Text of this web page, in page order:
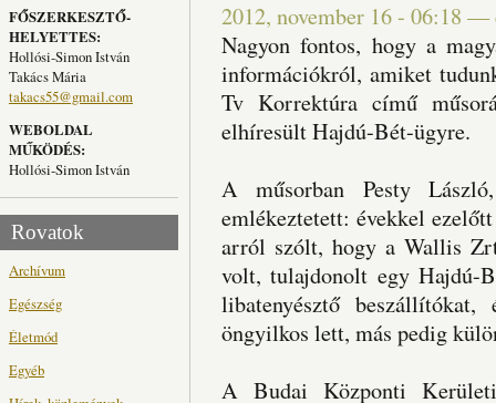
FŐSZERKESZTŐ-
HELYETTES:
Hollósi-Simon István
Takács Mária
takacs55@gmail.com
WEBOLDAL
MŰKÖDÉS:
Hollósi-Simon István
Rovatok
Archívum
Egészség
Életmód
Egyéb
2012, november 16 - 06:18 —
Nagyon fontos, hogy a
információkról, amiket
Tv Korrektúra című
elhíresült Hajdú-Bét-ügyre.
A műsorban Pesty
emlékeztetett: évekkel
arról szólt, hogy a Wallis
volt, tulajdonolt egy Hajdú-
libatenyésztő
öngyilkos lett, más pedig
A Budai Központi Kerületi